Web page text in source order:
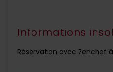
Informations
Réservation avec Zenchef